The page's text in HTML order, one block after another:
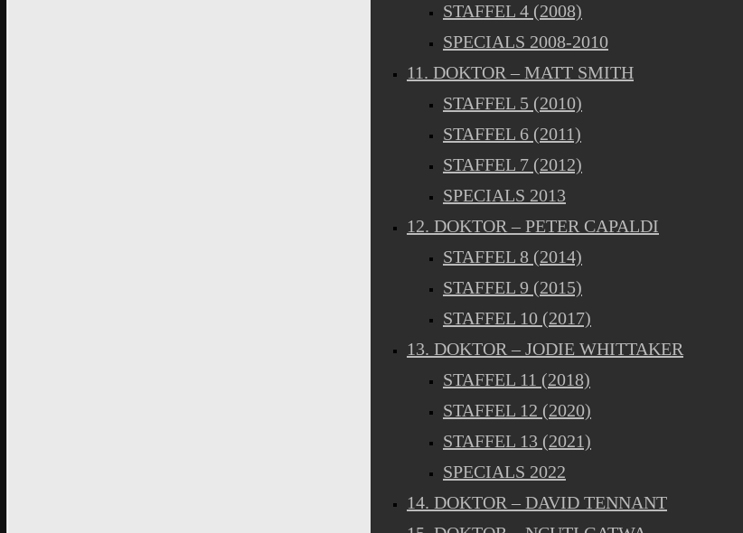
STAFFEL 4 (2008)
SPECIALS 2008-2010
11. DOKTOR – MATT SMITH
STAFFEL 5 (2010)
STAFFEL 6 (2011)
STAFFEL 7 (2012)
SPECIALS 2013
12. DOKTOR – PETER CAPALDI
STAFFEL 8 (2014)
STAFFEL 9 (2015)
STAFFEL 10 (2017)
13. DOKTOR – JODIE WHITTAKER
STAFFEL 11 (2018)
STAFFEL 12 (2020)
STAFFEL 13 (2021)
SPECIALS 2022
14. DOKTOR – DAVID TENNANT